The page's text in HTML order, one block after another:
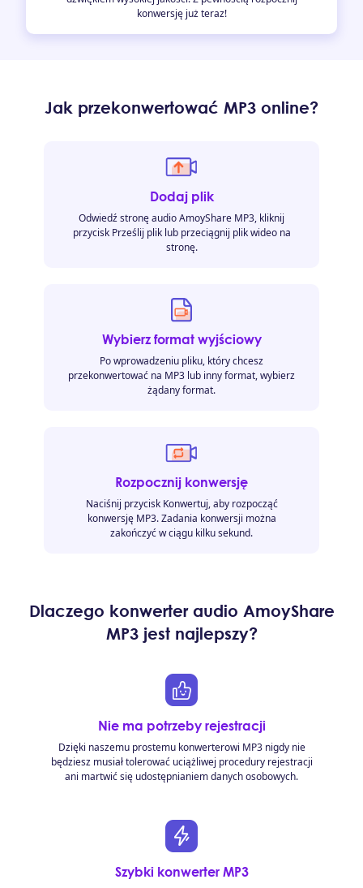
konwersję już teraz!
Jak przekonwertować MP3 online?
Dodaj plik
Odwiedź stronę audio AmoyShare MP3, kliknij
przycisk Prześlij plik lub przeciągnij plik wideo na
stronę.
Wybierz format wyjściowy
Po wprowadzeniu pliku, który chcesz
przekonwertować na MP3 lub inny format, wybierz
żądany format.
Rozpocznij konwersję
Naciśnij przycisk Konwertuj, aby rozpocząć
konwersję MP3. Zadania konwersji można
zakończyć w ciągu kilku sekund.
Dlaczego konwerter audio AmoyShare
MP3 jest najlepszy?
Nie ma potrzeby rejestracji
Dzięki naszemu prostemu konwerterowi MP3 nigdy nie
będziesz musiał tolerować uciążliwej procedury rejestracji
ani martwić się udostępnianiem danych osobowych.
Szybki konwerter MP3